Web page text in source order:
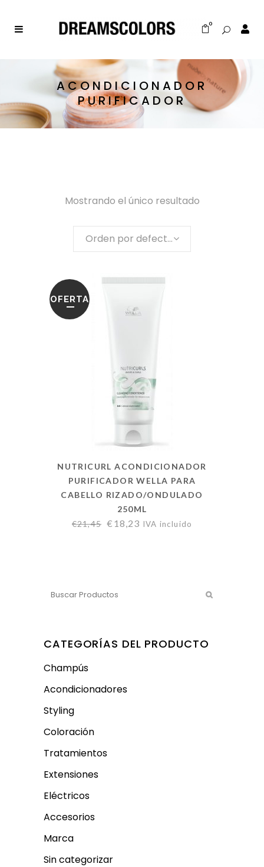
0
ACONDICIONADOR
PURIFICADOR
Mostrando el único resultado
Orden por defecto
OFERTA
NUTRICURL ACONDICIONADOR
PURIFICADOR WELLA PARA
CABELLO RIZADO/ONDULADO
250ML
€21,45 € 18,23 IVA incluido
CATEGORÍAS DEL PRODUCTO
Champús
Acondicionadores
Styling
Coloración
Tratamientos
Extensiones
Eléctricos
Accesorios
Marca
Sin categorizar